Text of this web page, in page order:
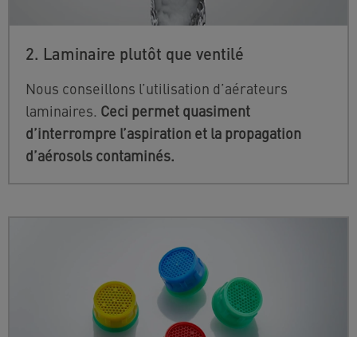
2. Laminaire plutôt que ventilé
Nous conseillons l’utilisation d’aérateurs
laminaires. Ceci permet quasiment
d’interrompre l’aspiration et la propagation
d’aérosols contaminés.